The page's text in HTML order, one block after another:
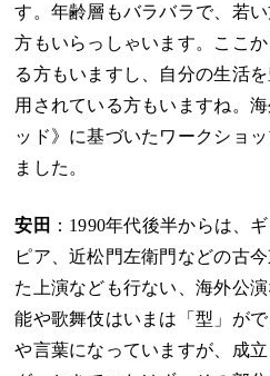
す。年齢層もバラバラで、若
方もいらっしゃいます。ここ
る方もいますし、自分の生活
用されている方もいますね。
ッド》に基づいたワークショ
ました。
安田 ：1990年代後半からは、
ピア、近松門左衛門などの古
た上演なども行ない、海外公
能や歌舞伎はいまは「型」が
や言葉になっていますが、成